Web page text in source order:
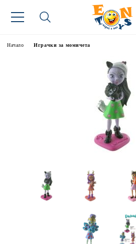
Начало Играчки за момичета